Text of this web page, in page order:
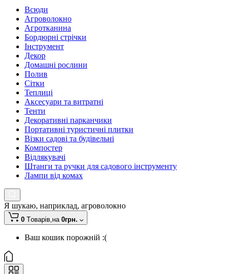
Всюди
Агроволокно
Агротканина
Бордюрні стрічки
Інструмент
Декор
Домашні рослини
Полив
Сітки
Теплиці
Аксесуари та витратні
Тенти
Декоративні парканчики
Портативні туристичні плитки
Візки садові та будівельні
Компостер
Відлякувачі
Штанги та ручки для садового інструменту
Лампи від комах
Я шукаю, наприклад, агроволокно
0 Tоварів,на 0грн.
Ваш кошик порожній :(